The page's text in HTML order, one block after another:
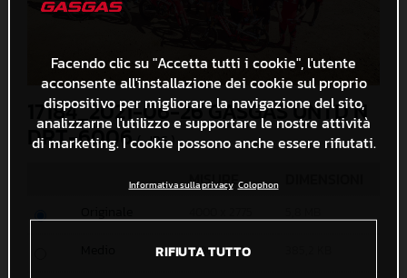
17184_2021-06-26 GASGAS UNTD N
DRT-6006(. JPG )
MISURE
1200 x 833
Facendo clic su "Accetta tutti i cookie", l'utente
acconsente all'installazione dei cookie sul proprio
dispositivo per migliorare la navigazione del sito,
analizzarne l'utilizzo e supportare le nostre attività
di marketing. I cookie possono anche essere rifiutati.
Informativa sulla privacy Colophon
RIFIUTA TUTTO